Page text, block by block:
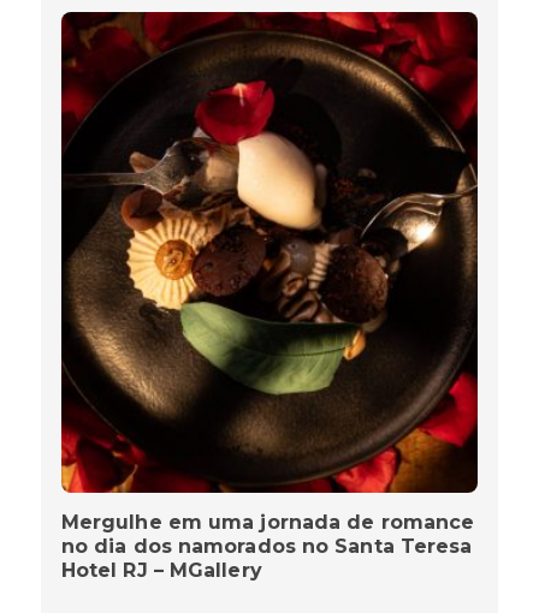
Mergulhe em uma jornada de romance
no dia dos namorados no Santa Teresa
Hotel RJ – MGallery